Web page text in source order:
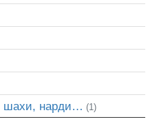
шахи, нарди… (1)